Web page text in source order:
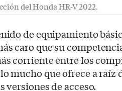
del Honda HR-V 2022.
de equipamiento
caro que su
corriente entre los
mucho que ofrece a raíz
versiones de acceso.